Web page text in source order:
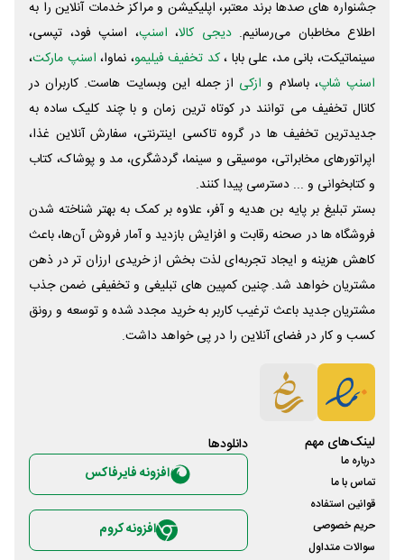
جشنواره های صدها برند معتبر، اپلیکیشن و مراکز خدمات آنلاین را به
اطلاع مخاطبان می‌رسانیم. دیجی کالا، اسنپ، اسنپ فود، تپسی،
سینماتیکت، بانی مد، علی‌ بابا ،کد تخفیف فیلیمو، نماوا، اسنپ مارکت،
اسنپ شاپ، باسلام و ازکی از جمله این وبسایت ‌هاست. کاربران در
کانال تخفیف می توانند در کوتاه ترین زمان و با چند کلیک ساده به
جدیدترین تخفیف ها در گروه تاکسی اینترنتی، سفارش آنلاین غذا،
اپراتورهای مخابراتی، موسیقی و سینما، گردشگری، مد و پوشاک، کتاب
و کتابخوانی و ... دسترسی پیدا کنند.
بستر تبلیغ بر پایه بن هدیه و آفر، علاوه بر کمک به بهتر شناخته شدن
فروشگاه ها در صحنه رقابت و افزایش بازدید و آمار فروش آن‌ها، باعث
کاهش هزینه و ایجاد تجربه‌ای لذت بخش از خریدی ارزان تر در ذهن
مشتریان خواهد شد. چنین کمپین های تبلیغی و تخفیفی ضمن جذب
مشتریان جدید باعث ترغیب کاربر به خرید مجدد شده و توسعه و رونق
کسب و کار در فضای آنلاین را در پی خواهد داشت.
لینک‌های مهم
درباره ما
تماس با ما
قوانین استفاده
حریم خصوصی
سوالات متداول
دانلود‌ها
افزونه فایرفاکس
افزونه کروم